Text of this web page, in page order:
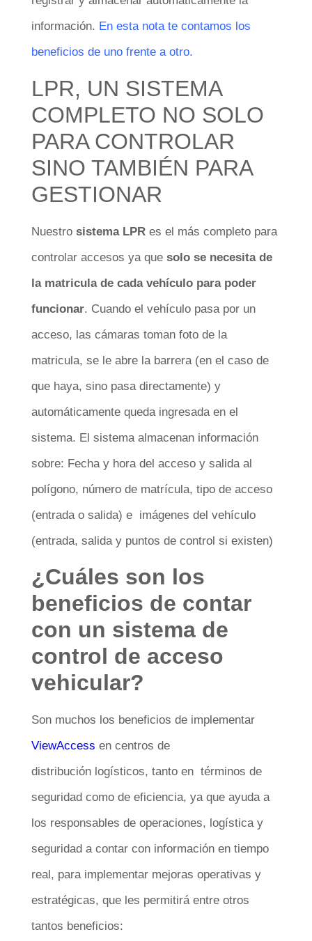
información. En esta nota te contamos los
beneficios de uno frente a otro.
LPR, UN SISTEMA
COMPLETO NO SOLO
PARA CONTROLAR
SINO TAMBIÉN PARA
GESTIONAR
Nuestro sistema LPR es el más completo para
controlar accesos ya que solo se necesita de
la matricula de cada vehículo para poder
funcionar. Cuando el vehículo pasa por un
acceso, las cámaras toman foto de la
matricula, se le abre la barrera (en el caso de
que haya, sino pasa directamente) y
automáticamente queda ingresada en el
sistema. El sistema almacenan información
sobre: Fecha y hora del acceso y salida al
polígono, número de matrícula, tipo de acceso
(entrada o salida) e imágenes del vehículo
(entrada, salida y puntos de control si existen)
¿Cuáles son los
beneficios de contar
con un sistema de
control de acceso
vehicular?
Son muchos los beneficios de implementar
ViewAccess en centros de
distribución logísticos, tanto en términos de
seguridad como de eficiencia, ya que ayuda a
los responsables de operaciones, logística y
seguridad a contar con información en tiempo
real, para implementar mejoras operativas y
estratégicas, que les permitirá entre otros
tantos beneficios: